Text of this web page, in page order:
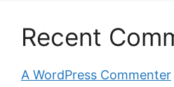
Recent
A WordPress Commenter